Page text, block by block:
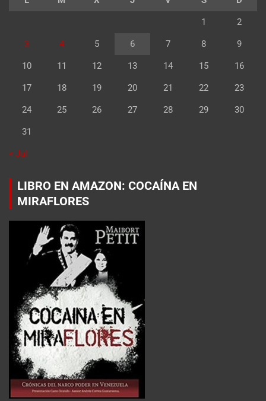
1 2
3 4 5 6 7 8 9
10 11 12 13 14 15 16
17 18 19 20 21 22 23
24 25 26 27 28 29 30
31
« Jul
LIBRO EN AMAZON: COCAÍNA EN
MIRAFLORES